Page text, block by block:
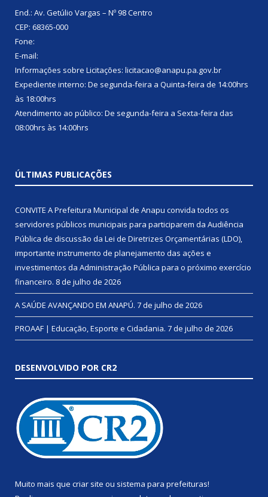
End.: Av. Getúlio Vargas – Nº 98 Centro
CEP: 68365-000
Fone:
E-mail:
Informações sobre Licitações: licitacao@anapu.pa.gov.br
Expediente interno: De segunda-feira a Quinta-feira de 14:00hrs
às 18:00hrs
Atendimento ao público: De segunda-feira a Sexta-feira das
08:00hrs às 14:00hrs
ÚLTIMAS PUBLICAÇÕES
CONVITE A Prefeitura Municipal de Anapu convida todos os
servidores públicos municipais para participarem da Audiência
Pública de discussão da Lei de Diretrizes Orçamentárias (LDO),
importante instrumento de planejamento das ações e
investimentos da Administração Pública para o próximo exercício
financeiro. 8 de julho de 2026
A SAÚDE AVANÇANDO EM ANAPÚ. 7 de julho de 2026
PROAAF | Educação, Esporte e Cidadania. 7 de julho de 2026
DESENVOLVIDO POR CR2
Muito mais que criar site ou sistema para prefeituras!